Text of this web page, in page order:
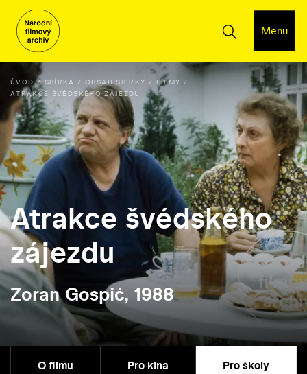
Menu
ÚVOD SBÍRKA OBSAH SBÍRKY
FILMY
ATRAKCE ŠVÉDSKÉHO ZÁJEZDU
Atrakce švédského
zájezdu
Zoran Gospić, 1988
O filmu Pro kina Pro školy